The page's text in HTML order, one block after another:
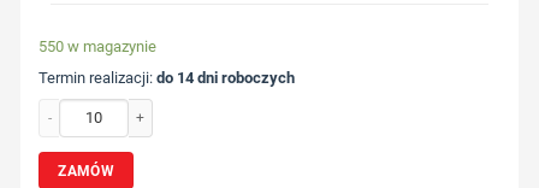
550 w magazynie
Termin realizacji:do 14 dni roboczych
ZAMÓW